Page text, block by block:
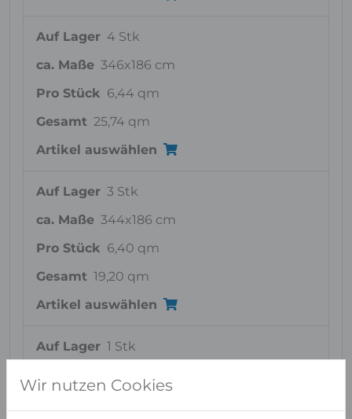
Auf Lager 4 Stk
ca. Maße 346x186 cm
Pro Stück 6,44 qm
Gesamt 25,74 qm
Artikel auswählen
Auf Lager 3 Stk
ca. Maße 344x186 cm
Pro Stück 6,40 qm
Gesamt 19,20 qm
Artikel auswählen
Auf Lager 1 Stk
Wir nutzen Cookies